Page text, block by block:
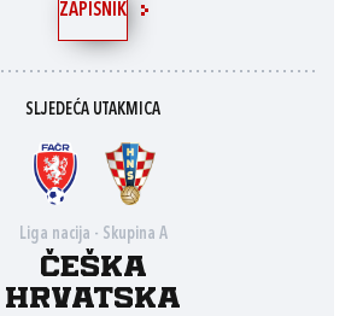
ZAPISNIK
SLJEDEĆA UTAKMICA
Liga nacija - Skupina A
Češka
Hrvatska